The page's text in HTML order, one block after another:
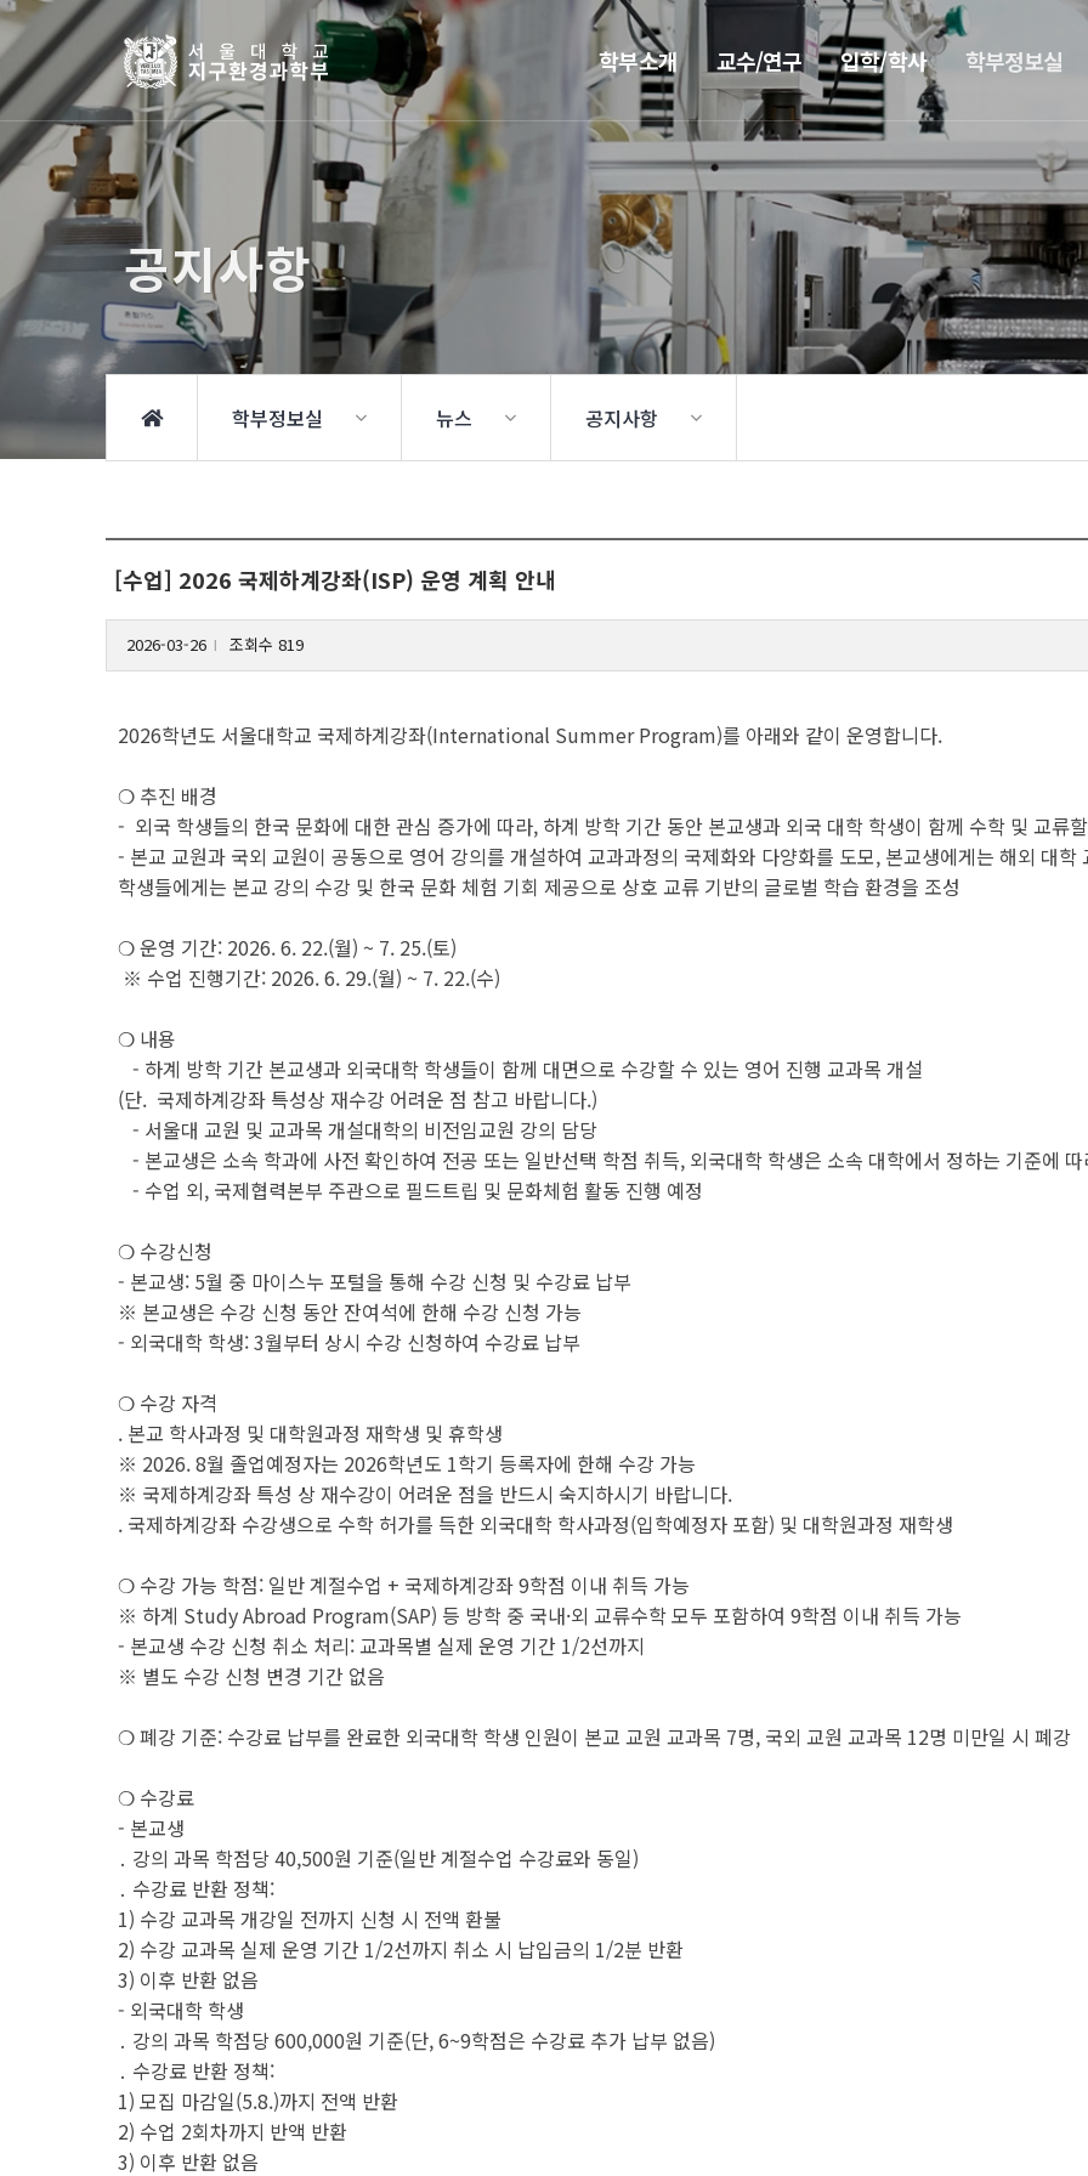
학부소개 교수/연구 입학/학사 학부정보실
공지사항
학부정보실 뉴스 공지사항
[수업] 2026 국제하계강좌(ISP) 운영 계획 안내
2026-03-26 조회수 819
2026학년도 서울대학교 국제하계강좌(International Summer Program)를 아래와 같이 운영합니다.
❍ 추진 배경
- 외국 학생들의 한국 문화에 대한 관심 증가에 따라, 하계 방학 기간 동안 본교생과 외국 대학 학생이 함께 수학 및 교류
- 본교 교원과 국외 교원이 공동으로 영어 강의를 개설하여 교과과정의 국제화와 다양화를 도모, 본교생에게는 해외 대
학생들에게는 본교 강의 수강 및 한국 문화 체험 기회 제공으로 상호 교류 기반의 글로벌 학습 환경을 조성
❍ 운영 기간: 2026. 6. 22.(월) ~ 7. 25.(토)
※ 수업 진행기간: 2026. 6. 29.(월) ~ 7. 22.(수)
❍ 내용
- 하계 방학 기간 본교생과 외국대학 학생들이 함께 대면으로 수강할 수 있는 영어 진행 교과목 개설
(단. 국제하계강좌 특성상 재수강 어려운 점 참고 바랍니다.)
- 서울대 교원 및 교과목 개설대학의 비전임교원 강의 담당
- 본교생은 소속 학과에 사전 확인하여 전공 또는 일반선택 학점 취득, 외국대학 학생은 소속 대학에서 정하는 기준에
- 수업 외, 국제협력본부 주관으로 필드트립 및 문화체험 활동 진행 예정
❍ 수강신청
- 본교생: 5월 중 마이스누 포털을 통해 수강 신청 및 수강료 납부
※ 본교생은 수강 신청 동안 잔여석에 한해 수강 신청 가능
- 외국대학 학생: 3월부터 상시 수강 신청하여 수강료 납부
❍ 수강 자격
. 본교 학사과정 및 대학원과정 재학생 및 휴학생
※ 2026. 8월 졸업예정자는 2026학년도 1학기 등록자에 한해 수강 가능
※ 국제하계강좌 특성 상 재수강이 어려운 점을 반드시 숙지하시기 바랍니다.
. 국제하계강좌 수강생으로 수학 허가를 득한 외국대학 학사과정(입학예정자 포함) 및 대학원과정 재학생
❍ 수강 가능 학점: 일반 계절수업 + 국제하계강좌 9학점 이내 취득 가능
※ 하계 Study Abroad Program(SAP) 등 방학 중 국내·외 교류수학 모두 포함하여 9학점 이내 취득 가능
- 본교생 수강 신청 취소 처리: 교과목별 실제 운영 기간 1/2선까지
※ 별도 수강 신청 변경 기간 없음
❍ 폐강 기준: 수강료 납부를 완료한 외국대학 학생 인원이 본교 교원 교과목 7명, 국외 교원 교과목 12명 미만일 시 폐강
❍ 수강료
- 본교생
․ 강의 과목 학점당 40,500원 기준(일반 계절수업 수강료와 동일)
․ 수강료 반환 정책:
1) 수강 교과목 개강일 전까지 신청 시 전액 환불
2) 수강 교과목 실제 운영 기간 1/2선까지 취소 시 납입금의 1/2분 반환
3) 이후 반환 없음
- 외국대학 학생
․ 강의 과목 학점당 600,000원 기준(단, 6~9학점은 수강료 추가 납부 없음)
․ 수강료 반환 정책:
1) 모집 마감일(5.8.)까지 전액 반환
2) 수업 2회차까지 반액 반환
3) 이후 반환 없음